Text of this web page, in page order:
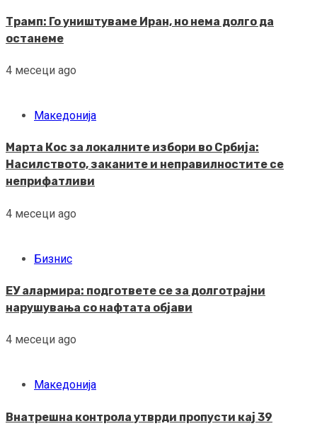
Трамп: Го уништуваме Иран, но нема долго да
останеме
4 месеци ago
Македонија
Марта Кос за локалните избори во Србија:
Насилството, заканите и неправилностите се
неприфатливи
4 месеци ago
Бизнис
ЕУ алармира: подгответе се за долготрајни
нарушувања со нафтата објави
4 месеци ago
Македонија
Внатрешна контрола утврди пропусти кај 39